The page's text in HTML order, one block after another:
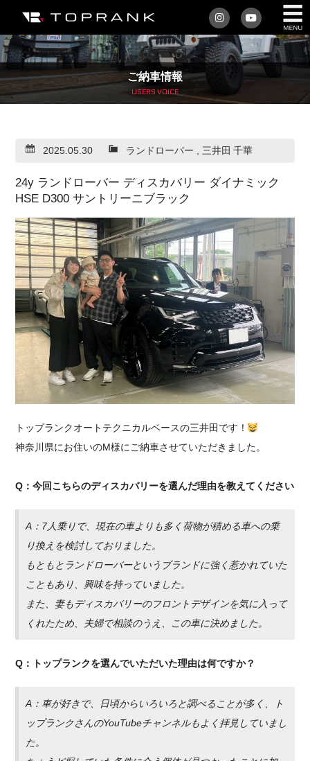
私たちについて
車を買う
アフターサービス
車を売る
店舗/スタッフ情報
インフォメーション
トップランク・マガジン
採用情報
ご納車情報
USERS VOICE
2025.05.30 ランドローバー , 三井田 千華
24y ランドローバー ディスカバリー ダイナミック
HSE D300 サントリーニブラック
トップランクオートテクニカルベースの三井田です！
神奈川県にお住いのM様にご納車させていただきました。
Q：今回こちらのディスカバリーを選んだ理由を教えてください
A：7人乗りで、現在の車よりも多く荷物が積める車への乗
り換えを検討しておりました。
もともとランドローバーというブランドに強く惹かれていた
こともあり、興味を持っていました。
また、妻もディスカバリーのフロントデザインを気に入って
くれたため、夫婦で相談のうえ、この車に決めました。
Q：トップランクを選んでいただいた理由は何ですか？
A：車が好きで、日頃からいろいろと調べることが多く、ト
ップランクさんのYouTubeチャンネルもよく拝見していまし
た。